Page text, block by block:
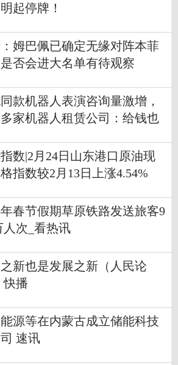
起停牌！
姆巴佩已确定无缘对阵本菲
否会进大名单有待观察
款机器人表演咨询量激增，
家机器人租赁公司：给钱也
数|2月24日山东港口原油现
指数较2月13日上涨4.54%
年春节假期草原铁路发送旅客9
人次_看热讯
新也是发展之新（人民论
快播
源等在内蒙古成立储能科技
速讯